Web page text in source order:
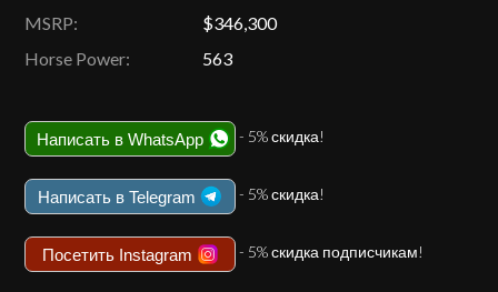
MSRP:
$346,300
Horse Power:
563
Написать в WhatsApp - 5% скидка!
Написать в Telegram - 5% скидка!
Посетить Instagram - 5% скидка подписчикам!